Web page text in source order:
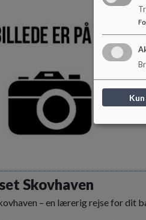
Skovhaven
– en lærerig rejse for dit